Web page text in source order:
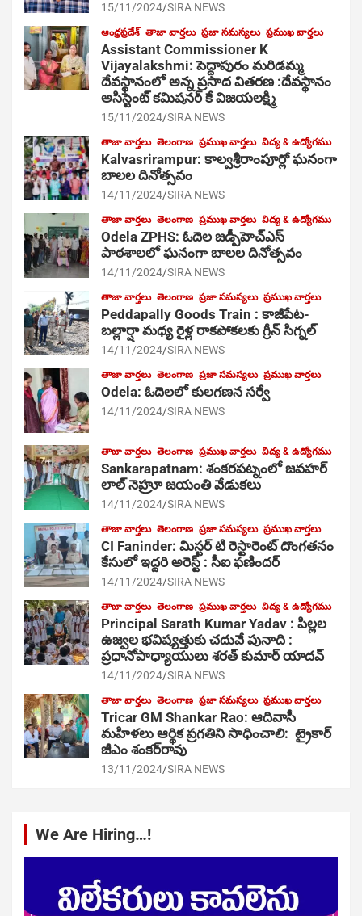
15/11/2024 SIRA NEWS
ఆంధ్రప్రదేశ్ తాజా వార్తలు ప్రజా సమస్యలు ప్రముఖ వార్తలు
Assistant Commissioner K
Vijayalakshmi: పెద్దాపురం మరిడమ్మ
దేవస్థానంలో అన్న ప్రసాద వితరణ :దేవస్థానం
అసిస్టెంట్ కమిషనర్ కే విజయలక్ష్మి
15/11/2024 SIRA NEWS
తాజా వార్తలు తెలంగాణ ప్రముఖ వార్తలు విద్య & ఉద్యోగము
Kalvasrirampur: కాల్వశ్రీరాంపూర్లో ఘనంగా
బాలల దినోత్సవం
14/11/2024 SIRA NEWS
తాజా వార్తలు తెలంగాణ ప్రముఖ వార్తలు విద్య & ఉద్యోగము
Odela ZPHS: ఓదెల జ‌డ్పీహెచ్ఎస్
పాఠ‌శాల‌లో ఘనంగా బాలల దినోత్సవం
14/11/2024 SIRA NEWS
తాజా వార్తలు తెలంగాణ ప్రజా సమస్యలు ప్రముఖ వార్తలు
Peddapally Goods Train : కాజీపేట-
బల్లార్షా మధ్య రైళ్ల రాకపోకలకు గ్రీన్ సిగ్నల్
14/11/2024 SIRA NEWS
తాజా వార్తలు తెలంగాణ ప్రజా సమస్యలు ప్రముఖ వార్తలు
Odela: ఓదెలలో కులగణన సర్వే
14/11/2024 SIRA NEWS
తాజా వార్తలు తెలంగాణ ప్రముఖ వార్తలు విద్య & ఉద్యోగము
Sankarapatnam: శంకరపట్నంలో జవహర్
లాల్ నెహ్రూ జయంతి వేడుకలు
14/11/2024 SIRA NEWS
తాజా వార్తలు తెలంగాణ ప్రజా సమస్యలు ప్రముఖ వార్తలు
CI Faninder: మిస్టర్ టి రెస్టారెంట్ దొంగతనం
కేసులో ఇద్దరి అరెస్ట్ : సీఐ ఫణిందర్
14/11/2024 SIRA NEWS
తాజా వార్తలు తెలంగాణ ప్రముఖ వార్తలు విద్య & ఉద్యోగము
Principal Sarath Kumar Yadav : పిల్లల
ఉజ్వల భవిష్యత్తుకు చదువే పునాది :
ప్రధానోపాధ్యాయులు శరత్ కుమార్ యాదవ్
14/11/2024 SIRA NEWS
తాజా వార్తలు తెలంగాణ ప్రజా సమస్యలు ప్రముఖ వార్తలు
Tricar GM Shankar Rao: ఆదివాసీ
మహిళలు ఆర్థిక ప్రగతిని సాధించాలి: ట్రైకార్
జీఎం శంకర్‌రావు
13/11/2024 SIRA NEWS
We Are Hiring…!